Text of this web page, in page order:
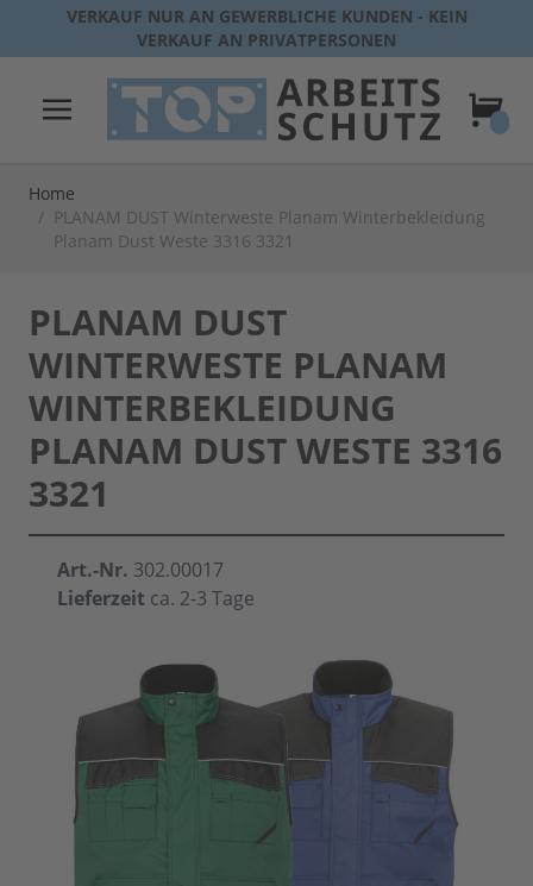
Direkt zum Inhalt
VERKAUF NUR AN GEWERBLICHE KUNDEN - KEIN
VERKAUF AN PRIVATPERSONEN
Home
/ PLANAM DUST Winterweste Planam Winterbekleidung
Planam Dust Weste 3316 3321
PLANAM DUST
WINTERWESTE PLANAM
WINTERBEKLEIDUNG
PLANAM DUST WESTE 3316
3321
Art.-Nr. 302.00017
Lieferzeit ca. 2-3 Tage